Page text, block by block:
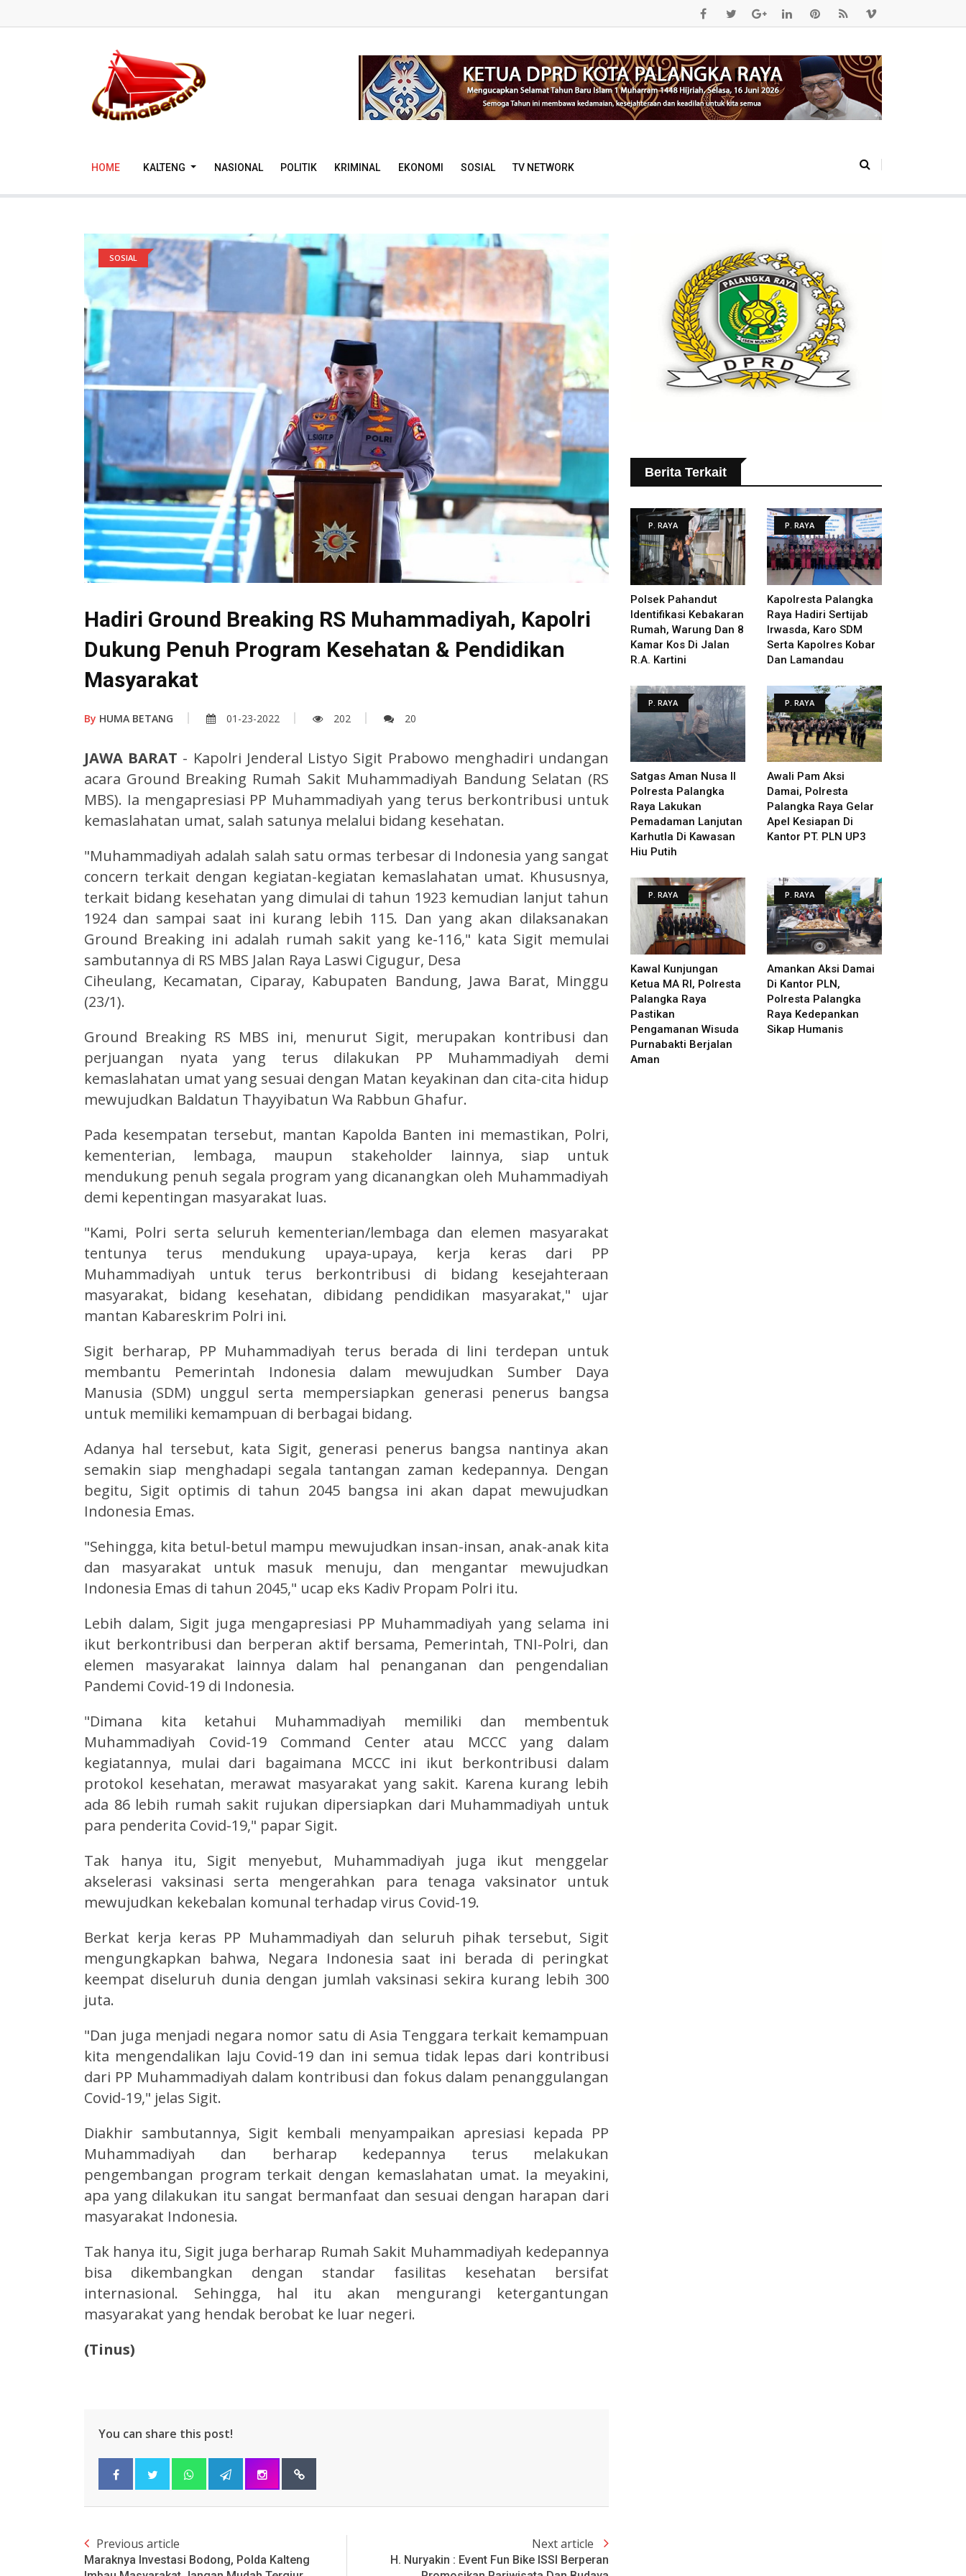
HOME KALTENG NASIONAL POLITIK KRIMINAL EKONOMI SOSIAL TV NETWORK
SOSIAL
Hadiri Ground Breaking RS Muhammadiyah, Kapolri
Dukung Penuh Program Kesehatan & Pendidikan
Masyarakat
By HUMA BETANG 01-23-2022 202 20
JAWA BARAT - Kapolri Jenderal Listyo Sigit Prabowo menghadiri undangan
acara Ground Breaking Rumah Sakit Muhammadiyah Bandung Selatan (RS
MBS). Ia mengapresiasi PP Muhammadiyah yang terus berkontribusi untuk
kemaslahatan umat, salah satunya melalui bidang kesehatan.
"Muhammadiyah adalah salah satu ormas terbesar di Indonesia yang sangat
concern terkait dengan kegiatan-kegiatan kemaslahatan umat. Khususnya,
terkait bidang kesehatan yang dimulai di tahun 1923 kemudian lanjut tahun
1924 dan sampai saat ini kurang lebih 115. Dan yang akan dilaksanakan
Ground Breaking ini adalah rumah sakit yang ke-116," kata Sigit memulai
sambutannya di RS MBS Jalan Raya Laswi Cigugur, Desa
Ciheulang, Kecamatan, Ciparay, Kabupaten Bandung, Jawa Barat, Minggu
(23/1).
Ground Breaking RS MBS ini, menurut Sigit, merupakan kontribusi dan
perjuangan nyata yang terus dilakukan PP Muhammadiyah demi
kemaslahatan umat yang sesuai dengan Matan keyakinan dan cita-cita hidup
mewujudkan Baldatun Thayyibatun Wa Rabbun Ghafur.
Pada kesempatan tersebut, mantan Kapolda Banten ini memastikan, Polri,
kementerian, lembaga, maupun stakeholder lainnya, siap untuk
mendukung penuh segala program yang dicanangkan oleh Muhammadiyah
demi kepentingan masyarakat luas.
"Kami, Polri serta seluruh kementerian/lembaga dan elemen masyarakat
tentunya terus mendukung upaya-upaya, kerja keras dari PP
Muhammadiyah untuk terus berkontribusi di bidang kesejahteraan
masyarakat, bidang kesehatan, dibidang pendidikan masyarakat," ujar
mantan Kabareskrim Polri ini.
Sigit berharap, PP Muhammadiyah terus berada di lini terdepan untuk
membantu Pemerintah Indonesia dalam mewujudkan Sumber Daya
Manusia (SDM) unggul serta mempersiapkan generasi penerus bangsa
untuk memiliki kemampuan di berbagai bidang.
Adanya hal tersebut, kata Sigit, generasi penerus bangsa nantinya akan
semakin siap menghadapi segala tantangan zaman kedepannya. Dengan
begitu, Sigit optimis di tahun 2045 bangsa ini akan dapat mewujudkan
Indonesia Emas.
"Sehingga, kita betul-betul mampu mewujudkan insan-insan, anak-anak kita
dan masyarakat untuk masuk menuju, dan mengantar mewujudkan
Indonesia Emas di tahun 2045," ucap eks Kadiv Propam Polri itu.
Lebih dalam, Sigit juga mengapresiasi PP Muhammadiyah yang selama ini
ikut berkontribusi dan berperan aktif bersama, Pemerintah, TNI-Polri, dan
elemen masyarakat lainnya dalam hal penanganan dan pengendalian
Pandemi Covid-19 di Indonesia.
"Dimana kita ketahui Muhammadiyah memiliki dan membentuk
Muhammadiyah Covid-19 Command Center atau MCCC yang dalam
kegiatannya, mulai dari bagaimana MCCC ini ikut berkontribusi dalam
protokol kesehatan, merawat masyarakat yang sakit. Karena kurang lebih
ada 86 lebih rumah sakit rujukan dipersiapkan dari Muhammadiyah untuk
para penderita Covid-19," papar Sigit.
Tak hanya itu, Sigit menyebut, Muhammadiyah juga ikut menggelar
akselerasi vaksinasi serta mengerahkan para tenaga vaksinator untuk
mewujudkan kekebalan komunal terhadap virus Covid-19.
Berkat kerja keras PP Muhammadiyah dan seluruh pihak tersebut, Sigit
mengungkapkan bahwa, Negara Indonesia saat ini berada di peringkat
keempat diseluruh dunia dengan jumlah vaksinasi sekira kurang lebih 300
juta.
"Dan juga menjadi negara nomor satu di Asia Tenggara terkait kemampuan
kita mengendalikan laju Covid-19 dan ini semua tidak lepas dari kontribusi
dari PP Muhammadiyah dalam kontribusi dan fokus dalam penanggulangan
Covid-19," jelas Sigit.
Diakhir sambutannya, Sigit kembali menyampaikan apresiasi kepada PP
Muhammadiyah dan berharap kedepannya terus melakukan
pengembangan program terkait dengan kemaslahatan umat. Ia meyakini,
apa yang dilakukan itu sangat bermanfaat dan sesuai dengan harapan dari
masyarakat Indonesia.
Tak hanya itu, Sigit juga berharap Rumah Sakit Muhammadiyah kedepannya
bisa dikembangkan dengan standar fasilitas kesehatan bersifat
internasional. Sehingga, hal itu akan mengurangi ketergantungan
masyarakat yang hendak berobat ke luar negeri.
(Tinus)
You can share this post!
Previous article
Maraknya Investasi Bodong, Polda Kalteng
Next article
H. Nuryakin : Event Fun Bike ISSI Berperan
Berita Terkait
P. RAYA
Polsek Pahandut
Identifikasi Kebakaran
Rumah, Warung Dan 8
Kamar Kos Di Jalan
R.A. Kartini
P. RAYA
Kapolresta Palangka
Raya Hadiri Sertijab
Irwasda, Karo SDM
Serta Kapolres Kobar
Dan Lamandau
P. RAYA
Satgas Aman Nusa II
Polresta Palangka
Raya Lakukan
Pemadaman Lanjutan
Karhutla Di Kawasan
Hiu Putih
P. RAYA
Awali Pam Aksi
Damai, Polresta
Palangka Raya Gelar
Apel Kesiapan Di
Kantor PT. PLN UP3
P. RAYA
Kawal Kunjungan
Ketua MA RI, Polresta
Palangka Raya
Pastikan
Pengamanan Wisuda
Purnabakti Berjalan
Aman
P. RAYA
Amankan Aksi Damai
Di Kantor PLN,
Polresta Palangka
Raya Kedepankan
Sikap Humanis